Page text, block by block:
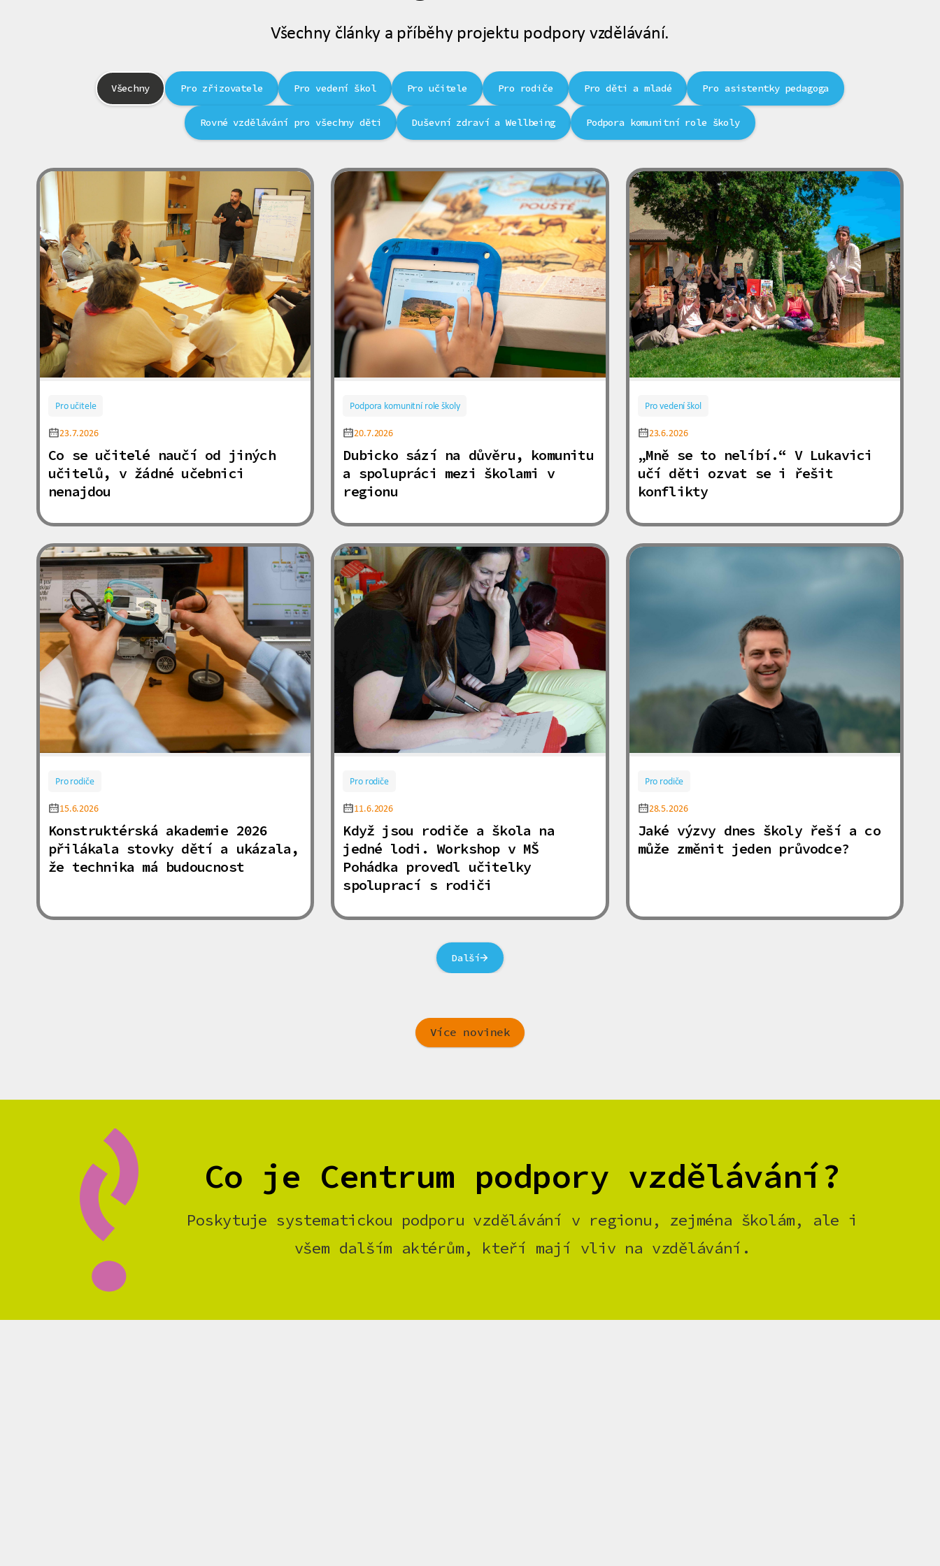
Všechny články a příběhy projektu podpory vzdělávání.
Všechny Pro zřizovatele Pro vedení škol Pro učitele Pro rodiče Pro děti a mladé Pro asistentky pedagoga
Rovné vzdělávání pro všechny děti Duševní zdraví a Wellbeing Podpora komunitní role školy
Pro učitele
23.7.2026
Co se učitelé naučí od jiných
učitelů, v žádné učebnici
nenajdou
Podpora komunitní role školy
20.7.2026
Dubicko sází na důvěru, komunitu
a spolupráci mezi školami v
regionu
Pro vedení škol
23.6.2026
„Mně se to nelíbí.“ V Lukavici
učí děti ozvat se i řešit
konflikty
Pro rodiče
15.6.2026
Konstruktérská akademie 2026
přilákala stovky dětí a ukázala,
že technika má budoucnost
Pro rodiče
11.6.2026
Když jsou rodiče a škola na
jedné lodi. Workshop v MŠ
Pohádka provedl učitelky
spoluprací s rodiči
Pro rodiče
28.5.2026
Jaké výzvy dnes školy řeší a co
může změnit jeden průvodce?
Další
Více novinek
Co je Centrum podpory vzdělávání?
Poskytuje systematickou podporu vzdělávání v regionu, zejména školám, ale i
všem dalším aktérům, kteří mají vliv na vzdělávání.